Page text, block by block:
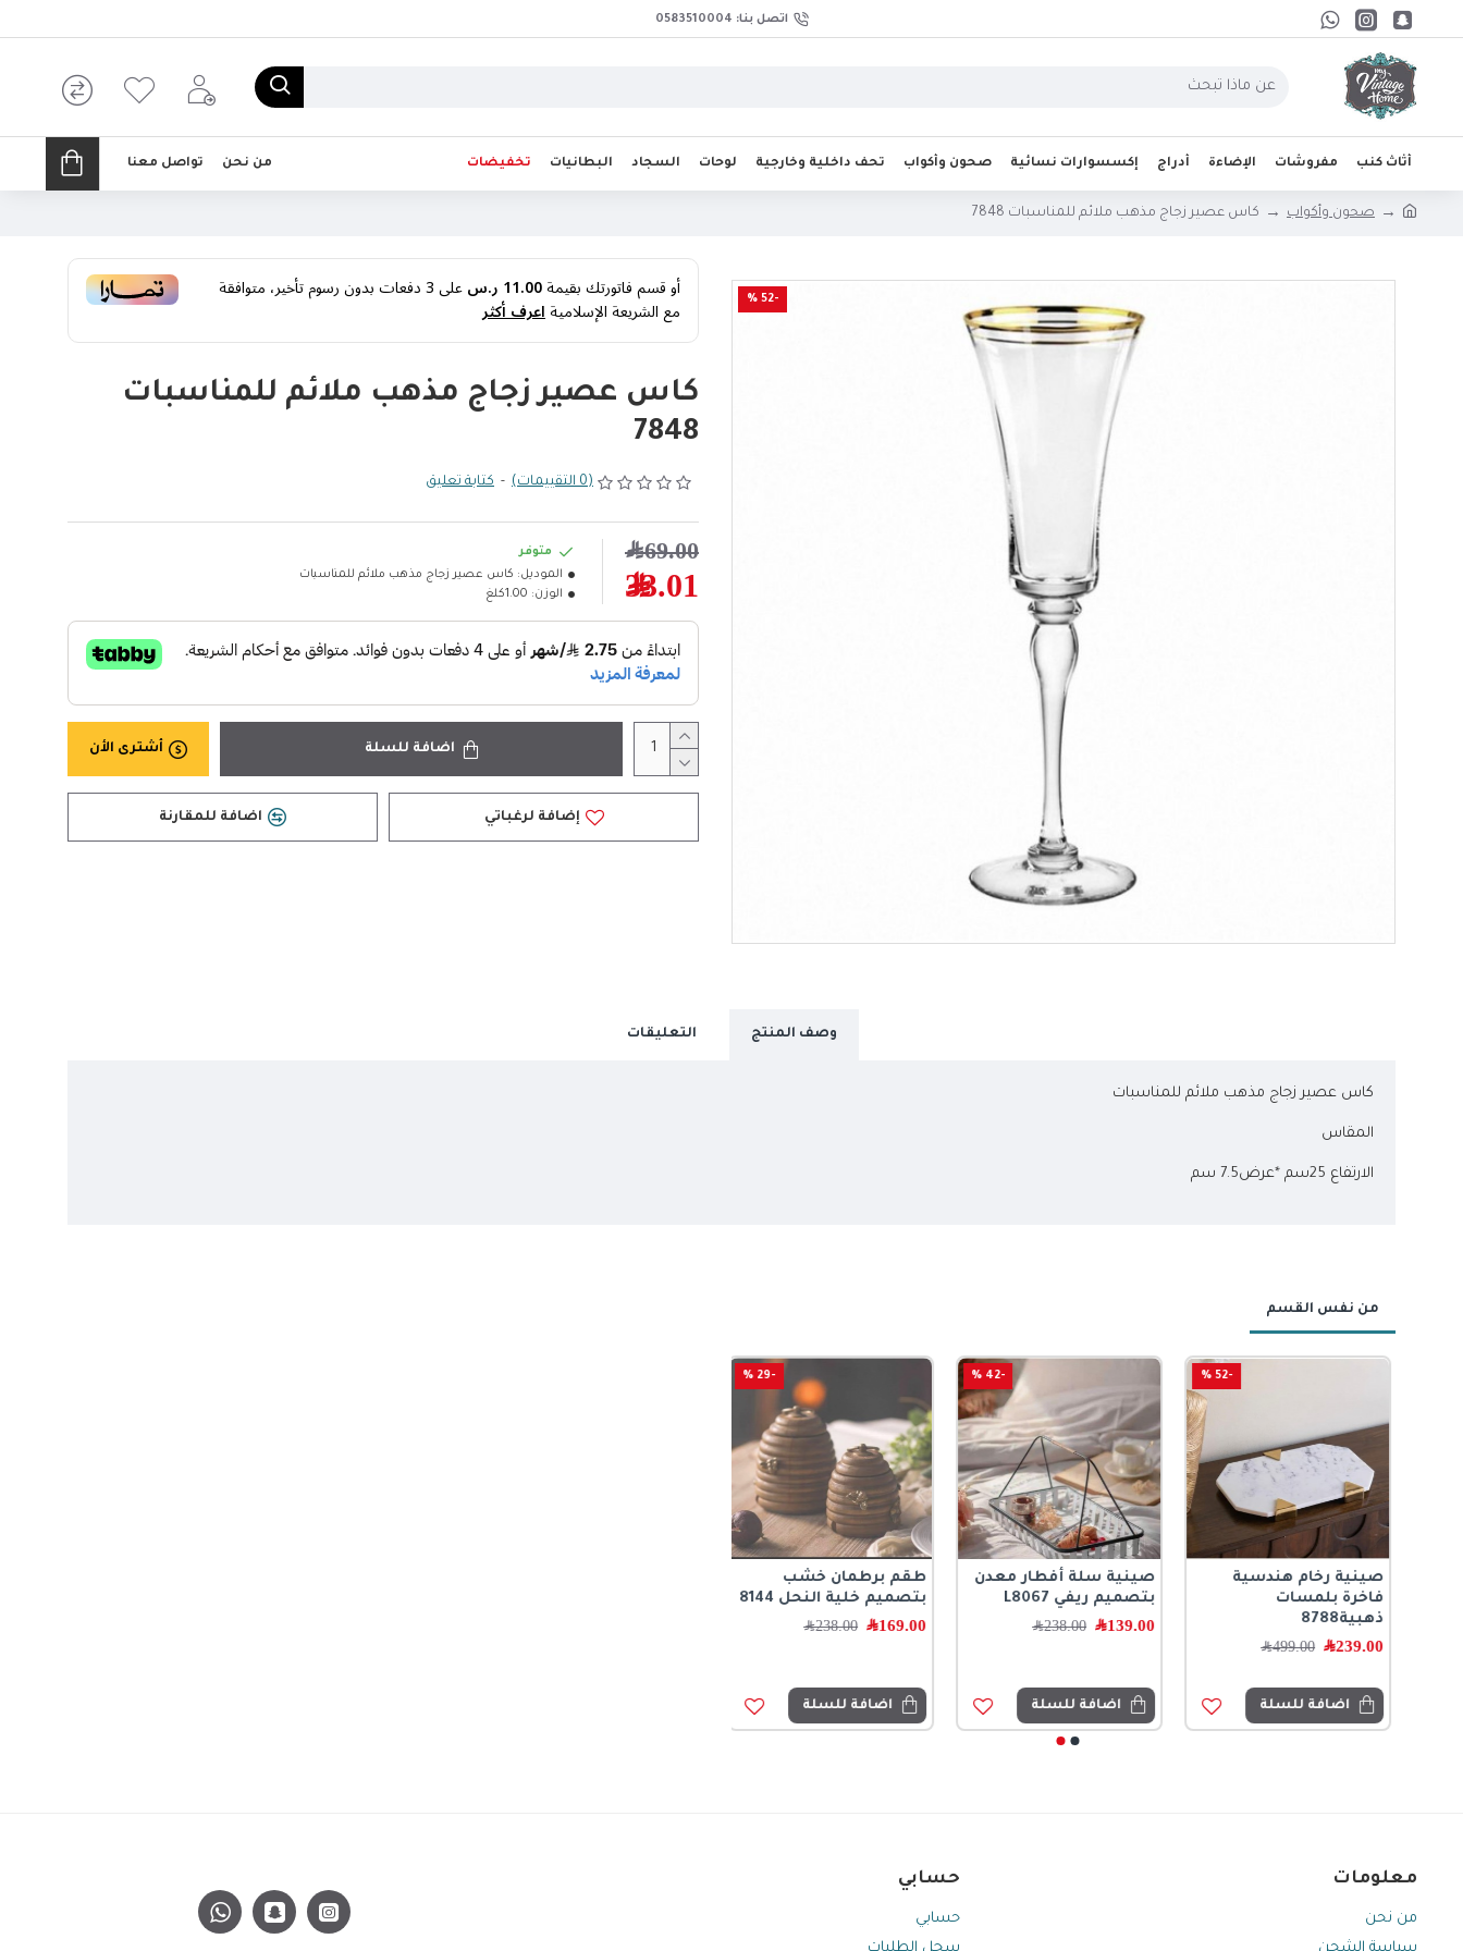
اتصل بنا: 0583510004
أثاث كنب مفروشات الإضاءة أدراج إكسسوارات نسائية صحون وأكواب تحف داخلية وخارجية لوحات السجاد البطانيات تخفيضات من نحن تواصل معنا
صحون وأكواب كاس عصير زجاج مذهب ملائم للمناسبات 7848
-52 % أو قسم فاتورتك بقيمة11.00 ر.س على3دفعات بدون رسوم تأخير، متوافقة
مع الشريعة الإسلاميةاعرف أكثر
كاس عصير زجاج مذهب ملائم للمناسبات
7848
(0 التقييمات) - كتابة تعليق
33.01﷼
69.00﷼
متوفر
الموديل: كاس عصير زجاج مذهب ملائم للمناسبات
الوزن: 1.00كلغ
اضافة للسلة أشترى الأن
إضافة لرغباتي اضافة للمقارنة
وصف المنتج التعليقات
كاس عصير زجاج مذهب ملائم للمناسبات
المقاس
الارتفاع 25سم *عرض7.5 سم
من نفس القسم
-52 %
صينية رخام هندسية
فاخرة بلمسات
ذهبية8788
239.00﷼ 499.00﷼
اضافة للسلة
-42 %
صينية سلة أفطار معدن
بتصميم ريفي L8067
139.00﷼ 238.00﷼
اضافة للسلة
-29 %
طقم برطمان خشب
بتصميم خلية النحل 8144
169.00﷼ 238.00﷼
اضافة للسلة
معلومات
من نحن
حسابي
حسابي